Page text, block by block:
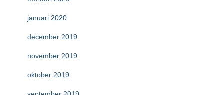
januari 2020
december 2019
november 2019
oktober 2019